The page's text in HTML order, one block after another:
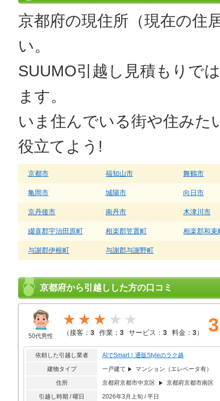
京都府の現住所（現在の住
い。
SUUMO引越し見積もり で
ます。
いま住んでいる街や住みた
役立てよう!
京都市 福知山市 舞鶴市
亀岡市 城陽市 向日市
京丹後市 南丹市 木津川市
綴喜郡宇治田原町 相楽郡笠置町 相楽郡和束
与謝郡伊根町 与謝郡与謝野町
京都府から引越しした方の口コミ
50代男性
★★★
（接客： 3 作業： 3 サービス： 3 料金： 3） 3
依頼した引越し業者
AIでSmart！通販Styleのラク越
建物タイプ
一戸建て
マンション（エレベータ有）
住所
京都府京都市中京区
京都府京都市南区
引越し時期 / 曜日
2026年3月上旬 / 平日